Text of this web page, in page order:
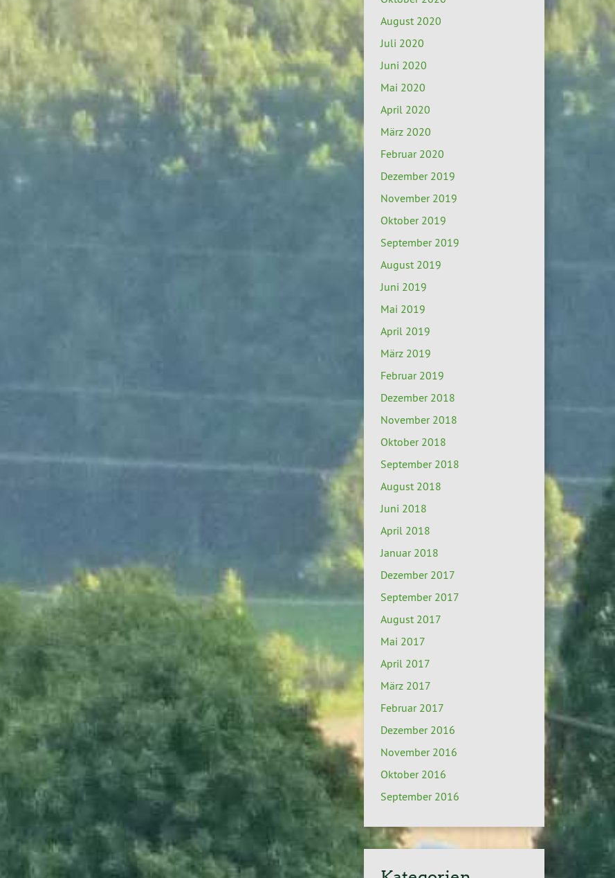
August 2020
Juli 2020
Juni 2020
Mai 2020
April 2020
März 2020
Februar 2020
Dezember 2019
November 2019
Oktober 2019
September 2019
August 2019
Juni 2019
Mai 2019
April 2019
März 2019
Februar 2019
Dezember 2018
November 2018
Oktober 2018
September 2018
August 2018
Juni 2018
April 2018
Januar 2018
Dezember 2017
September 2017
August 2017
Mai 2017
April 2017
März 2017
Februar 2017
Dezember 2016
November 2016
Oktober 2016
September 2016